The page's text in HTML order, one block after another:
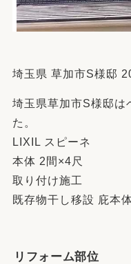
埼玉県 草加市S様邸
埼玉県草加市S様邸は
た。
LIXIL スピーネ
本体 2間×4尺
取り付け施工
既存物干し移設 庇本
リフォーム部位